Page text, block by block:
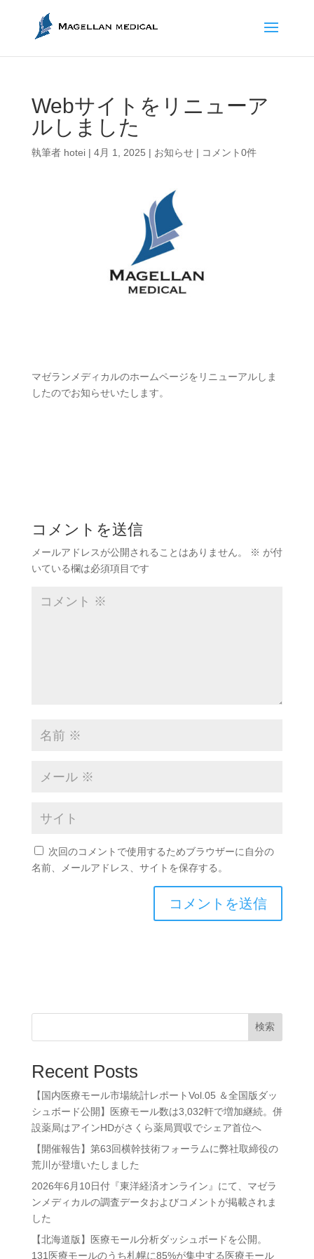
Webサイトをリニューア
ルしました
執筆者 hotei| 4月 1, 2025 | お知らせ| コメント0件
マゼランメディカルのホームページをリニューアルしま
したのでお知らせいたします。
コメントを送信
メールアドレスが公開されることはありません。 ※ が付
いている欄は必須項目です
次回のコメントで使用するためブラウザーに自分の
名前、メールアドレス、サイトを保存する。
検索
Recent Posts
【国内医療モール市場統計レポートVol.05 ＆全国版ダッ
シュボード公開】医療モール数は3,032軒で増加継続。併
設薬局はアインHDがさくら薬局買収でシェア首位へ
【開催報告】第63回横幹技術フォーラムに弊社取締役の
荒川が登壇いたしました
2026年6月10日付『東洋経済オンライン』にて、マゼラ
ンメディカルの調査データおよびコメントが掲載されま
した
【北海道版】医療モール分析ダッシュボードを公開。
131医療モールのうち札幌に85%が集中する医療モール